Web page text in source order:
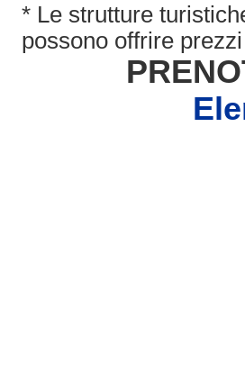
* Le strutture
possono offrire